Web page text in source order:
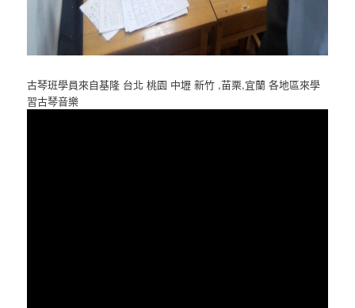
古琴班學員來自基隆 台北 桃園 中壢 新竹 ,苗栗,宜蘭 各地區來學
習古琴音樂